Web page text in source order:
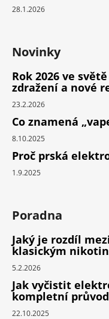
28.1.2026
Novinky
Rok 2026 ve
zdražení a nové
23.2.2026
Co znamená
8.10.2025
Proč prská
1.9.2025
Poradna
Jaký je rozdíl
klasickým
5.2.2026
Jak vyčistit
kompletní
22.10.2025